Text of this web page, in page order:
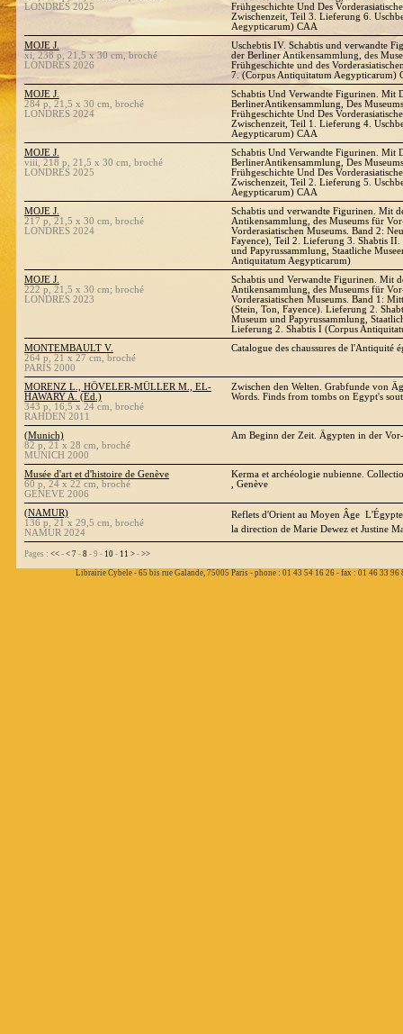
LONDRES 2025
Frühgeschichte Und Des
Zwischenzeit, Teil 3. Lieferung 6.
Aegypticarum) CAA
MOJE J.
xi, 238 p, 21,5 x 30 cm, broché
LONDRES 2026
Uschebtis IV. Schabtis und verwandte
der Berliner Antikensammlung, des
Frühgeschichte und des
7. (Corpus Antiquitatum Aegypticarum)
MOJE J.
284 p, 21,5 x 30 cm, broché
LONDRES 2024
Schabtis Und Verwandte Figurinen. Mit
BerlinerAntikensammlung, Des
Frühgeschichte Und Des
Zwischenzeit, Teil 1. Lieferung 4.
Aegypticarum) CAA
MOJE J.
viii, 218 p, 21,5 x 30 cm, broché
LONDRES 2025
Schabtis Und Verwandte Figurinen. Mit
BerlinerAntikensammlung, Des
Frühgeschichte Und Des
Zwischenzeit, Teil 2. Lieferung 5.
Aegypticarum) CAA
MOJE J.
217 p, 21,5 x 30 cm, broché
LONDRES 2024
Schabtis und verwandte Figurinen. Mit
Antikensammlung, des Museums für
Vorderasiatischen Museums. Band 2:
Fayence), Teil 2. Lieferung 3. Shabtis
und Papyrussammlung, Staatliche
Antiquitatum Aegypticarum)
MOJE J.
222 p, 21,5 x 30 cm; broché
LONDRES 2023
Schabtis und Verwandte Figurinen. Mit
Antikensammlung, des Museums für
Vorderasiatischen Museums. Band 1:
(Stein, Ton, Fayence). Lieferung 2.
Museum und Papyrussammlung,
Lieferung 2. Shabtis I (Corpus
MONTEMBAULT V.
264 p, 21 x 27 cm, broché
PARIS 2000
Catalogue des chaussures de l'Antiquité
MORENZ L., HÖVELER-MÜLLER M., EL-
HAWARY A. (Ed.)
343 p, 16,5 x 24 cm, broché
RAHDEN 2011
Zwischen den Welten. Grabfunde von
Words. Finds from tombs on Egypt's
(Munich)
82 p, 21 x 28 cm, broché
MUNICH 2000
Am Beginn der Zeit. Ägypten in der
Musée d'art et d'histoire de Genève
60 p, 24 x 22 cm, broché
GENEVE 2006
Kerma et archéologie nubienne.
, Genève
(NAMUR)
136 p, 21 x 29,5 cm, broché
NAMUR 2024
Reflets d'Orient au Moyen Âge 
la direction de Marie Dewez et Justine
Pages : << - < 7 - 8 - 9 - 10 - 11 > - >>
Librairie Cybele - 65 bis rue Galande, 75005 Paris - phone : 01 43 54 16 26 - fax : 01 46 33